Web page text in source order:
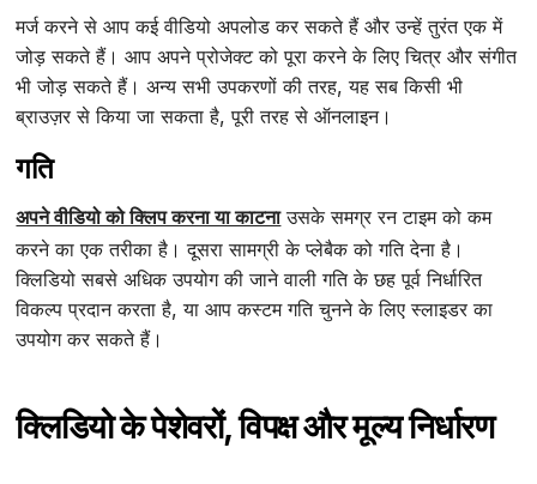
मर्ज करने से आप कई वीडियो अपलोड कर सकते हैं और उन्हें तुरंत एक में
जोड़ सकते हैं। आप अपने प्रोजेक्ट को पूरा करने के लिए चित्र और संगीत
भी जोड़ सकते हैं। अन्य सभी उपकरणों की तरह, यह सब किसी भी
ब्राउज़र से किया जा सकता है, पूरी तरह से ऑनलाइन।
गति
अपने वीडियो को क्लिप करना या काटनाउसके समग्र रन टाइम को कम
करने का एक तरीका है। दूसरा सामग्री के प्लेबैक को गति देना है।
क्लिडियो सबसे अधिक उपयोग की जाने वाली गति के छह पूर्व निर्धारित
विकल्प प्रदान करता है, या आप कस्टम गति चुनने के लिए स्लाइडर का
उपयोग कर सकते हैं।
क्लिडियो के पेशेवरों, विपक्ष और मूल्य निर्धारण